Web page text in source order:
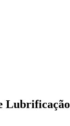
Lubrificação